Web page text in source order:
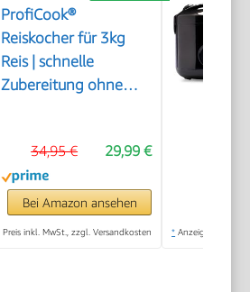
ProfiCook®
Reiskocher für 3kg
Reis | schnelle
Zubereitung ohne
inkl. Messbecher &
Reislöffel | Rice
Cooker mit Antihaft |
Reiskocher mit
29,99 €
34,95 €
Bei Amazon ansehen
Preis inkl. MwSt., zzgl. Versandkosten * Anzeige